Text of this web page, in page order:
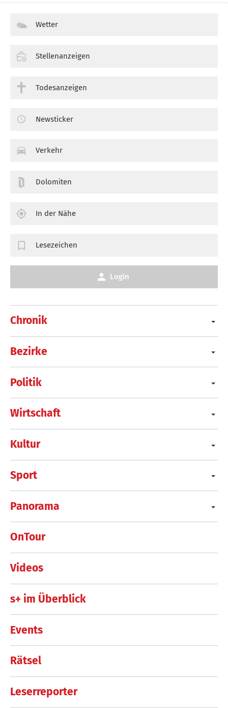
Chronik
Bezirke
Politik
Wirtschaft
Kultur
Sport
Panorama
OnTour
Videos
s+ im Überblick
Events
Rätsel
Leserreporter
Wetter
Stellenanzeigen
Todesanzeigen
Newsticker
Verkehr
Dolomiten
In der Nähe
Lesezeichen
Login